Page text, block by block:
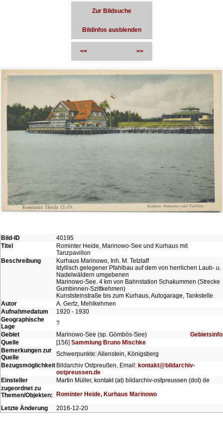
Zur Bildsuche
Bildinfos ausblenden
<< >>
Bild-ID
40195
Titel
Rominter Heide, Marinowo-See und Kurhaus mit
Tanzpavillon
Beschreibung
Kurhaus Marinowo, Inh. M. Tetzlaff
Idyllisch gelegener Pfahlbau auf dem von herrlichen Laub- u.
Nadelwäldern umgebenen
Marinowo-See. 4 km von Bahnstation Schakummen (Strecke
Gumbinnen-Szittkehmen)
Kunststeinstraße bis zum Kurhaus, Autogarage, Tankstelle
Autor
A. Gertz, Mehlkehmen
Aufnahmedatum
1920 - 1930
Geographische
Lage
?
Gebiet
Marinowo-See (sp. Gömbös-See)
Gebietsinfo
Quelle
[156] Sammlung Bruno Mischke
Bemerkungen zur
Quelle
Schwerpunkte: Allenstein, Königsberg
Bezugsmöglichkeit Bildarchiv Ostpreußen, Email: kontakt@bildarchiv-
ostpreussen.de
Einsteller
Martin Müller, kontakt (at) bildarchiv-ostpreussen (dot) de
zugeordnet zu
Themen/Objekten:
Rominter Heide, Kurhaus Marinowo
Letzte Änderung
2016-12-20